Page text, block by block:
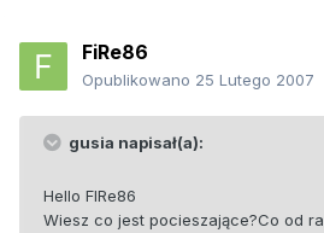
FiRe86
Opublikowano 25 Lutego 2007
gusia napisał(a):
Hello FIRe86
Wiesz co jest pocieszające?Co od